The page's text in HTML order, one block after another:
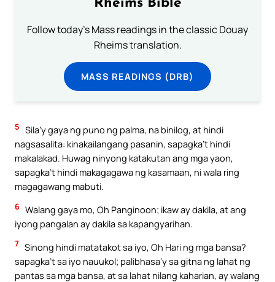
Rheims Bible
Follow today's Mass readings in the classic Douay
Rheims translation.
MASS READINGS (DRB)
5 Sila’y gaya ng puno ng palma, na binilog, at hindi
nagsasalita: kinakailangang pasanin, sapagka’t hindi
makalakad. Huwag ninyong katakutan ang mga yaon,
sapagka’t hindi makagagawa ng kasamaan, ni wala ring
magagawang mabuti.
6 Walang gaya mo, Oh Panginoon; ikaw ay dakila, at ang
iyong pangalan ay dakila sa kapangyarihan.
7 Sinong hindi matatakot sa iyo, Oh Hari ng mga bansa?
sapagka’t sa iyo nauukol; palibhasa’y sa gitna ng lahat ng
pantas sa mga bansa, at sa lahat nilang kaharian, ay walang